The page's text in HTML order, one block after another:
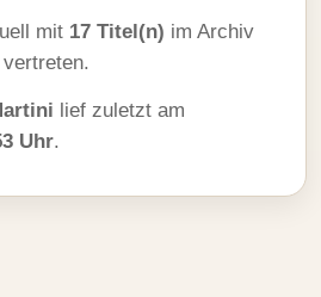
mit 17 Titel(n) im Archiv
vertreten.
lief zuletzt am
Uhr.